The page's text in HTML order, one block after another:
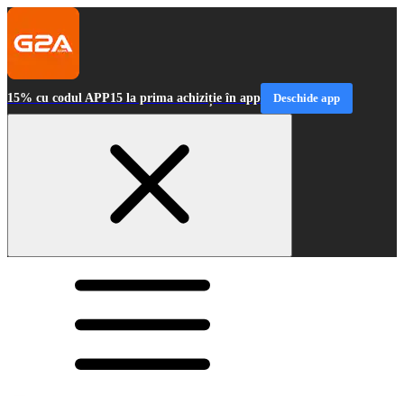
15% cu codul APP15 la prima achiziție în app Deschide app